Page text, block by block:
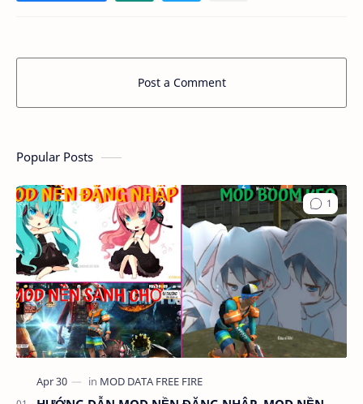
Post a Comment
Popular Posts